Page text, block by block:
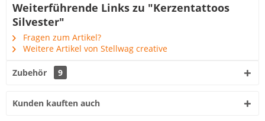
Weiterführende Links zu "Kerzentattoos
Silvester"
Fragen zum Artikel?
Weitere Artikel von Stellwag creative
Zubehör 9
Kunden kauften auch